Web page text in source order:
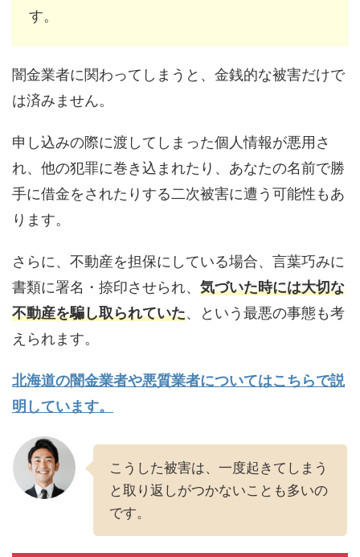
す。
闇金業者に関わってしまうと、金銭的な被害だけで
は済みません。
申し込みの際に渡してしまった個人情報が悪用さ
れ、他の犯罪に巻き込まれたり、あなたの名前で勝
手に借金をされたりする二次被害に遭う可能性もあ
ります。
さらに、不動産を担保にしている場合、言葉巧みに
書類に署名・捺印させられ、 気づいた時には大切な
不動産を騙し取られていた、という最悪の事態も考
えられます。
北海道の闇金業者や悪質業者についてはこちらで説
明しています。
こうした被害は、一度起きてしまう
と取り返しがつかないことも多いの
です。